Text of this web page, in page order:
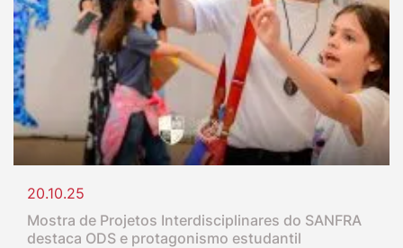
20.10.25
Mostra de Projetos Interdisciplinares do SANFRA
destaca ODS e protagonismo estudantil